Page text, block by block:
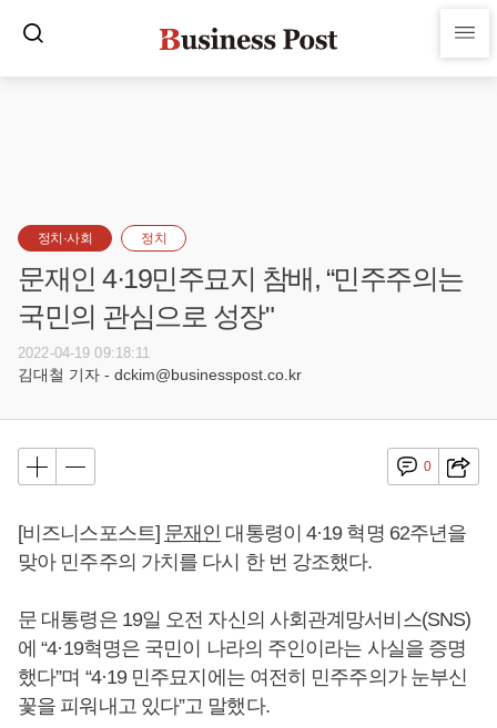
정치·사회 정치
문재인 4·19민주묘지 참배, “민주주의는
국민의 관심으로 성장"
2022-04-19 09:18:11
김대철 기자 - dckim@businesspost.co.kr
0
[비즈니스포스트] 문재인 대통령이 4·19 혁명 62주년을
맞아 민주주의 가치를 다시 한 번 강조했다.
문 대통령은 19일 오전 자신의 사회관계망서비스(SNS)
에 “4·19혁명은 국민이 나라의 주인이라는 사실을 증명
했다”며 “4·19 민주묘지에는 여전히 민주주의가 눈부신
꽃을 피워내고 있다”고 말했다.